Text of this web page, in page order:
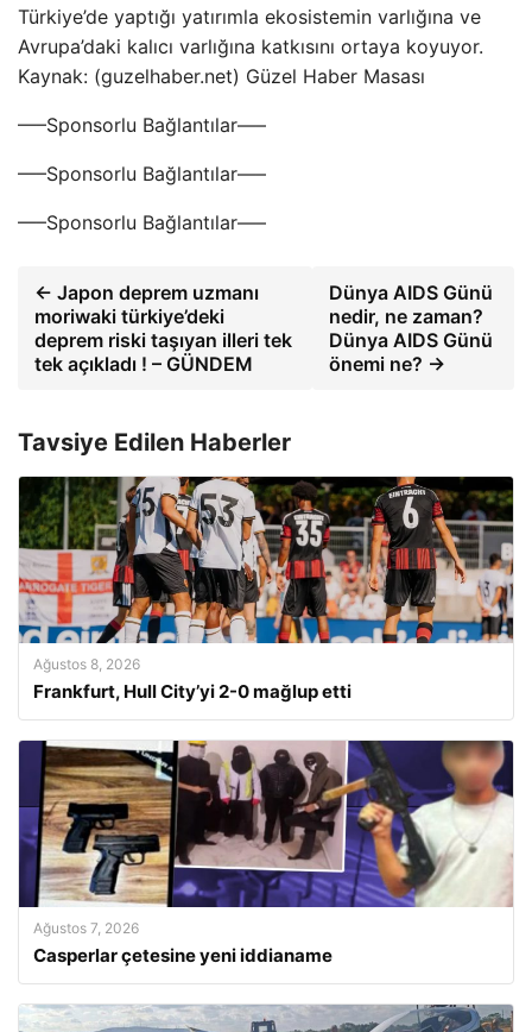
Türkiye’de yaptığı yatırımla ekosistemin varlığına ve
Avrupa’daki kalıcı varlığına katkısını ortaya koyuyor.
Kaynak: (guzelhaber.net) Güzel Haber Masası
—–Sponsorlu Bağlantılar—–
—–Sponsorlu Bağlantılar—–
—–Sponsorlu Bağlantılar—–
← Japon deprem uzmanı
moriwaki türkiye’deki
deprem riski taşıyan illeri tek
tek açıkladı ! – GÜNDEM
Dünya AIDS Günü
nedir, ne zaman?
Dünya AIDS Günü
önemi ne? →
Tavsiye Edilen Haberler
Ağustos 8, 2026
Frankfurt, Hull City’yi 2-0 mağlup etti
Ağustos 7, 2026
Casperlar çetesine yeni iddianame